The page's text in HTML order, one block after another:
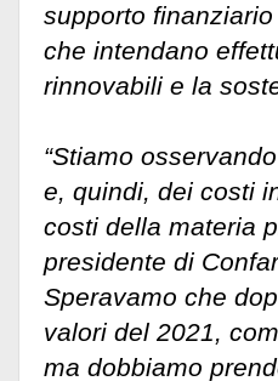
supporto
che intendano
rinnovabili e la
“Stiamo
e, quindi, dei costi
costi della materia
presidente di
Speravamo che
valori del 2021,
ma dobbiamo